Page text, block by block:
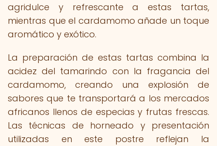
agridulce y refrescante a estas tartas,
mientras que el cardamomo añade un toque
aromático y exótico.
La preparación de estas tartas combina la
acidez del tamarindo con la fragancia del
cardamomo, creando una explosión de
sabores que te transportará a los mercados
africanos llenos de especias y frutas frescas.
Las técnicas de horneado y presentación
utilizadas en este postre reflejan la